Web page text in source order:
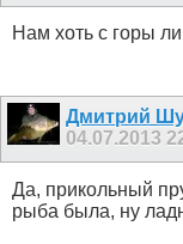
Нам хоть с горы
Дмитрий
04.07.2013
Да, прикольный
рыба была, ну